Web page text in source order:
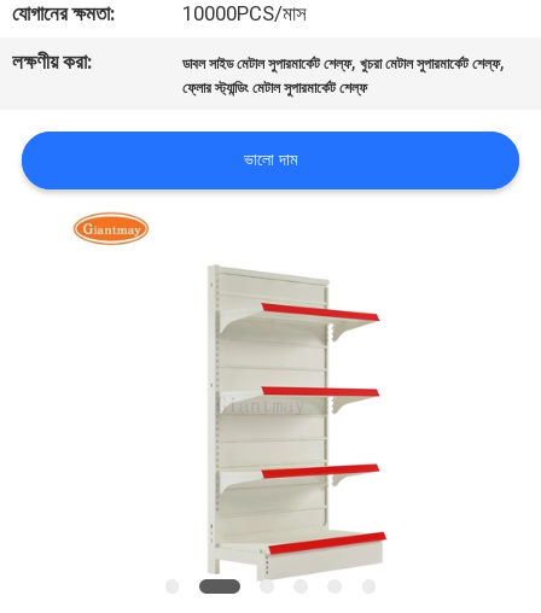
যোগাযোগ
করুন
খবর
যোগানের ক্ষমতা:
10000PCS/মাস
লক্ষণীয় করা:
ডাবল সাইড মেটাল সুপারমার্কেট শেল্ফ,খুচরা মেটাল সুপারমার্কেট শেল্ফ,
ফ্লোর স্ট্যান্ডিং মেটাল সুপারমার্কেট শেল্ফ
ভালো দাম